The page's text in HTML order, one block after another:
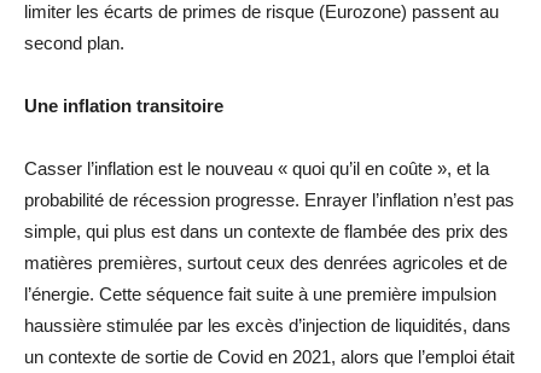
limiter les écarts de primes de risque (Eurozone) passent au
second plan.
Une inflation transitoire
Casser l’inflation est le nouveau « quoi qu’il en coûte », et la
probabilité de récession progresse. Enrayer l’inflation n’est pas
simple, qui plus est dans un contexte de flambée des prix des
matières premières, surtout ceux des denrées agricoles et de
l’énergie. Cette séquence fait suite à une première impulsion
haussière stimulée par les excès d’injection de liquidités, dans
un contexte de sortie de Covid en 2021, alors que l’emploi était